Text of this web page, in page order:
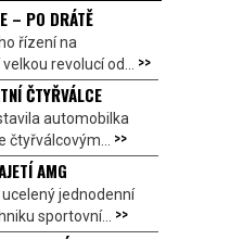
– PO DRÁTĚ
řízení na
revolucí od... >>
ČTYŘVÁLCE
automobilka
čtyřválcovým... >>
AMG
jednodenní
sportovní... >>